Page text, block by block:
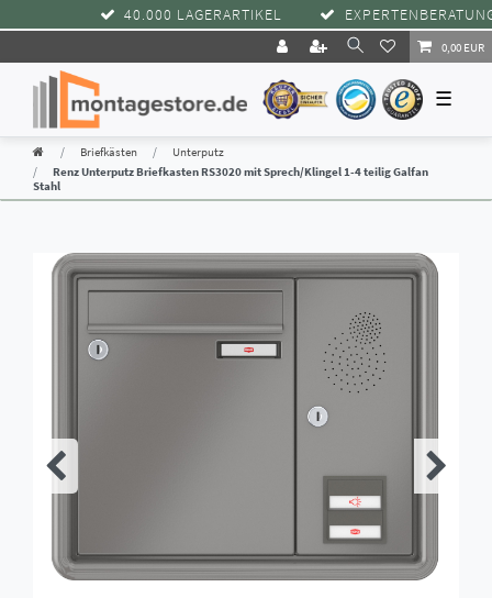
40.000 LAGERARTIKEL EXPERTENBERATUNG
0,00 EUR
☰
Briefkästen
Unterputz
Renz Unterputz Briefkasten RS3020 mit Sprech/Klingel 1-4 teilig Galfan
Stahl